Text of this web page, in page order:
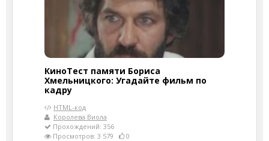
КиноТест памяти Бориса
Хмельницкого: Угадайте фильм по
кадру
HTML-код
Королева Виола
Прохождений: 356
Просмотров: 3 579
0